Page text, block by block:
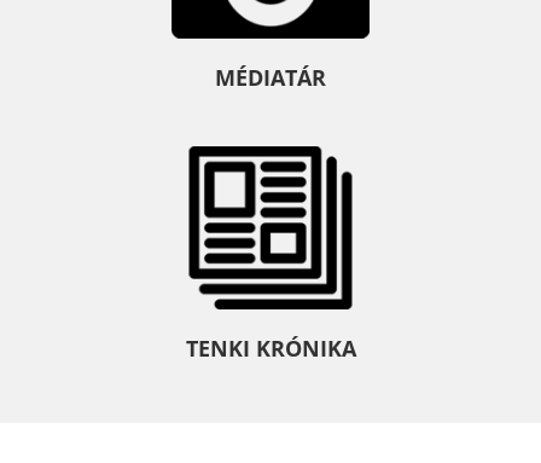
MÉDIATÁR
TENKI KRÓNIKA